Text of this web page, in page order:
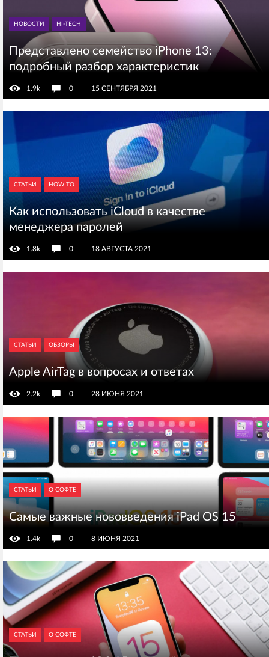
НОВОСТИ HI-TECH
Представлено семейство iPhone 13:
подробный разбор характеристик
1.9k 0 15 СЕНТЯБРЯ 2021
СТАТЬИ HOW TO
Как использовать iCloud в качестве
менеджера паролей
1.8k 0 18 АВГУСТА 2021
СТАТЬИ ОБЗОРЫ
Apple AirTag в вопросах и ответах
2.2k 0 28 ИЮНЯ 2021
СТАТЬИ О СОФТЕ
Самые важные нововведения iPad OS 15
1.4k 0 8 ИЮНЯ 2021
СТАТЬИ О СОФТЕ